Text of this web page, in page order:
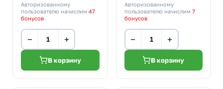
Авторизованному
пользователю начислим 47
бонусов
− +
В корзину
Авторизованному
пользователю начислим 7
бонусов
− +
В корзину